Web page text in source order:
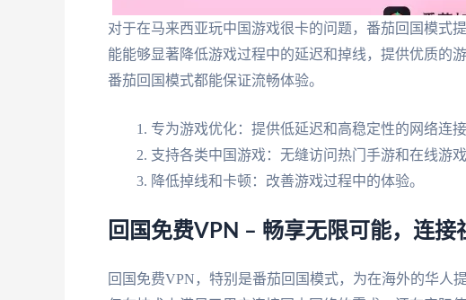
对于在马来西亚玩中国游戏很卡的问题，番茄回国模式
能能够显著降低游戏过程中的延迟和掉线，提供优质的
番茄回国模式都能保证流畅体验。
专为游戏优化：提供低延迟和高稳定性的网络连接
支持各类中国游戏：无缝访问热门手游和在线游戏
降低掉线和卡顿：改善游戏过程中的体验。
回国免费VPN – 畅享无限可能，连接
回国免费VPN，特别是番茄回国模式，为在海外的华人